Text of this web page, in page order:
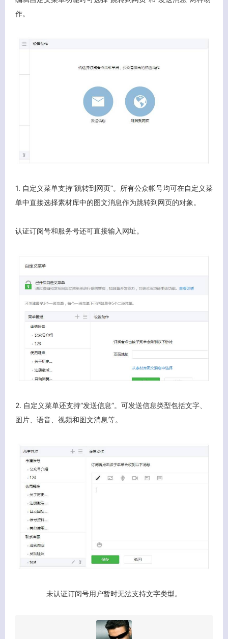
作。
1. 自定义菜单支持“跳转到网页”。所有公众帐号均可在自定义菜
单中直接选择素材库中的图文消息作为跳转到网页的对象。
认证订阅号和服务号还可直接输入网址。
2. 自定义菜单还支持“发送信息”。可发送信息类型包括文字、
图片、语音、视频和图文消息等。
未认证订阅号用户暂时无法支持文字类型。